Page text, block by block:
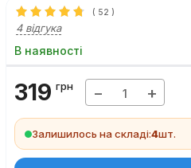
( 52 )
4 відгука
В наявності
319 грн − +
Залишилось на складі:4шт.